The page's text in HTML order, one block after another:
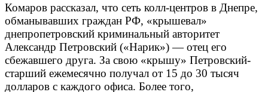
Комаров рассказал, что сеть колл-центров в Днепре,
обманывавших граждан РФ, «крышевал»
днепропетровский криминальный авторитет
Александр Петровский («Нарик») — отец его
сбежавшего друга. За свою «крышу» Петровский-
старший ежемесячно получал от 15 до 30 тысяч
долларов с каждого офиса. Более того,